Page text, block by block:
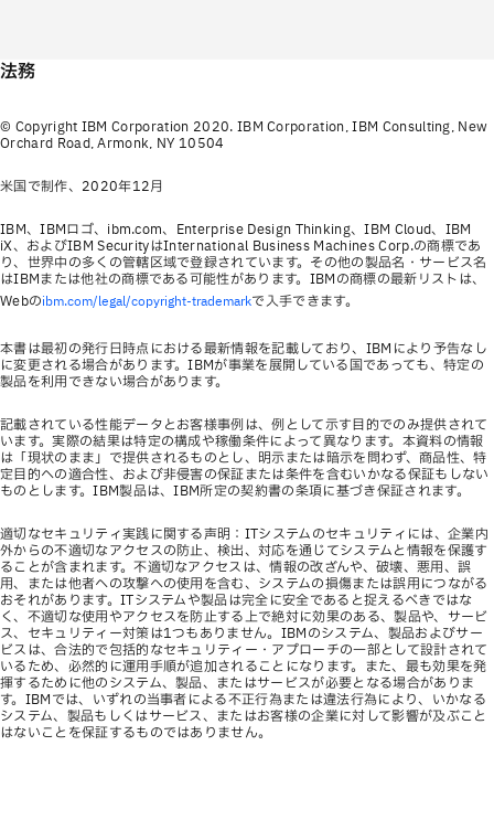
法務
© Copyright IBM Corporation 2020. IBM Corporation, IBM Consulting, New
Orchard Road, Armonk, NY 10504
米国で制作、2020年12月
IBM、IBMロゴ、ibm.com、Enterprise Design Thinking、IBM Cloud、IBM
iX、およびIBM SecurityはInternational Business Machines Corp.の商標であ
り、世界中の多くの管轄区域で登録されています。その他の製品名・サービス名
はIBMまたは他社の商標である可能性があります。IBMの商標の最新リストは、
Webのibm.com/legal/copyright-trademarkで入手できます。
本書は最初の発行日時点における最新情報を記載しており、IBMにより予告なし
に変更される場合があります。IBMが事業を展開している国であっても、特定の
製品を利用できない場合があります。
記載されている性能データとお客様事例は、例として示す目的でのみ提供されて
います。実際の結果は特定の構成や稼働条件によって異なります。本資料の情報
は「現状のまま」で提供されるものとし、明示または暗示を問わず、商品性、特
定目的への適合性、および非侵害の保証または条件を含むいかなる保証もしない
ものとします。IBM製品は、IBM所定の契約書の条項に基づき保証されます。
適切なセキュリティ実践に関する声明：ITシステムのセキュリティには、企業内
外からの不適切なアクセスの防止、検出、対応を通じてシステムと情報を保護す
ることが含まれます。不適切なアクセスは、情報の改ざんや、破壊、悪用、誤
用、または他者への攻撃への使用を含む、システムの損傷または誤用につながる
おそれがあります。ITシステムや製品は完全に安全であると捉えるべきではな
く、不適切な使用やアクセスを防止する上で絶対に効果のある、製品や、サービ
ス、セキュリティー対策は1つもありません。IBMのシステム、製品およびサー
ビスは、合法的で包括的なセキュリティー・アプローチの一部として設計されて
いるため、必然的に運用手順が追加されることになります。また、最も効果を発
揮するために他のシステム、製品、またはサービスが必要となる場合がありま
す。IBMでは、いずれの当事者による不正行為または違法行為により、いかなる
システム、製品もしくはサービス、またはお客様の企業に対して影響が及ぶこと
はないことを保証するものではありません。